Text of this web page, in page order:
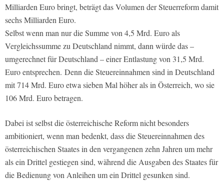
Milliarden Euro bringt, beträgt das Volumen der Steuerreform damit
sechs Milliarden Euro.
Selbst wenn man nur die Summe von 4,5 Mrd. Euro als
Vergleichssumme zu Deutschland nimmt, dann würde das –
umgerechnet für Deutschland – einer Entlastung von 31,5 Mrd.
Euro entsprechen. Denn die Steuereinnahmen sind in Deutschland
mit 714 Mrd. Euro etwa sieben Mal höher als in Österreich, wo sie
106 Mrd. Euro betragen.
Dabei ist selbst die österreichische Reform nicht besonders
ambitioniert, wenn man bedenkt, dass die Steuereinnahmen des
österreichischen Staates in den vergangenen zehn Jahren um mehr
als ein Drittel gestiegen sind, während die Ausgaben des Staates für
die Bedienung von Anleihen um ein Drittel gesunken sind.